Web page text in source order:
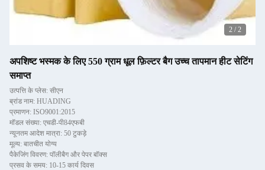
2 / 2
अपशिष्ट भस्मक के लिए 550 ग्राम धूल फ़िल्टर बैग उच्च तापमान हीट सेटिंग
समाप्त
उत्पत्ति के प्लेस: सीएन
ब्रांड नाम: HUADING
प्रमाणन: ISO9001:2015
मॉडल संख्या: एचडी-पी84एफबी
न्यूनतम आदेश मात्रा: 50 टुकड़े
मूल्य: बातचीत योग्य
पैकेजिंग विवरण: पॉलीबैग और पेपर बॉक्स
प्रसव के समय: 10-15 कार्य दिवस